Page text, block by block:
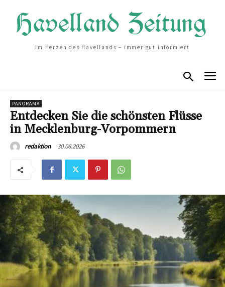
Im Herzen des Havellands – immer gut informiert
PANORAMA
Entdecken Sie die schönsten Flüsse
in Mecklenburg-Vorpommern
redaktion 30.06.2026